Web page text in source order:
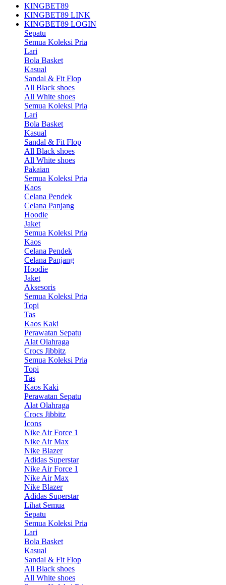
KINGBET89
KINGBET89 LINK
KINGBET89 LOGIN
Sepatu
Semua Koleksi Pria
Lari
Bola Basket
Kasual
Sandal & Fit Flop
All Black shoes
All White shoes
Semua Koleksi Pria
Lari
Bola Basket
Kasual
Sandal & Fit Flop
All Black shoes
All White shoes
Pakaian
Semua Koleksi Pria
Kaos
Celana Pendek
Celana Panjang
Hoodie
Jaket
Semua Koleksi Pria
Kaos
Celana Pendek
Celana Panjang
Hoodie
Jaket
Aksesoris
Semua Koleksi Pria
Topi
Tas
Kaos Kaki
Perawatan Sepatu
Alat Olahraga
Crocs Jibbitz
Semua Koleksi Pria
Topi
Tas
Kaos Kaki
Perawatan Sepatu
Alat Olahraga
Crocs Jibbitz
Icons
Nike Air Force 1
Nike Air Max
Nike Blazer
Adidas Superstar
Nike Air Force 1
Nike Air Max
Nike Blazer
Adidas Superstar
Lihat Semua
Sepatu
Semua Koleksi Pria
Lari
Bola Basket
Kasual
Sandal & Fit Flop
All Black shoes
All White shoes